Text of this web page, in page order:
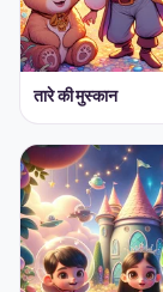
तारे की मुस्कान